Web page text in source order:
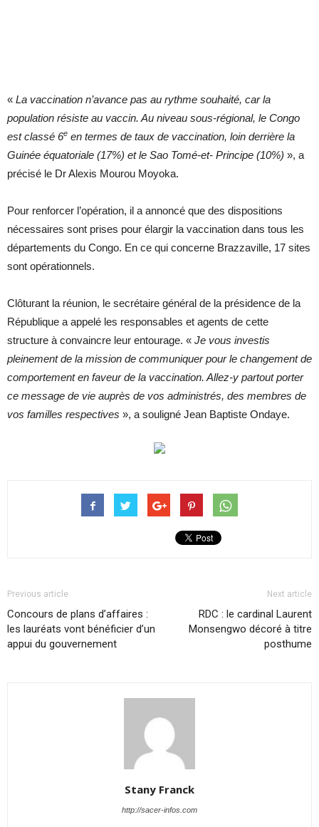
« La vaccination n’avance pas au rythme souhaité, car la
population résiste au vaccin. Au niveau sous-régional, le Congo
est classé 6e en termes de taux de vaccination, loin derrière la
Guinée équatoriale (17%) et le Sao Tomé-et- Principe (10%) », a
précisé le Dr Alexis Mourou Moyoka.
Pour renforcer l’opération, il a annoncé que des dispositions
nécessaires sont prises pour élargir la vaccination dans tous les
départements du Congo. En ce qui concerne Brazzaville, 17 sites
sont opérationnels.
Clôturant la réunion, le secrétaire général de la présidence de la
République a appelé les responsables et agents de cette
structure à convaincre leur entourage. « Je vous investis
pleinement de la mission de communiquer pour le changement de
comportement en faveur de la vaccination. Allez-y partout porter
ce message de vie auprès de vos administrés, des membres de
vos familles respectives », a souligné Jean Baptiste Ondaye.
Previous article
Concours de plans d’affaires :
les lauréats vont bénéficier d’un
appui du gouvernement
Next article
RDC : le cardinal Laurent
Monsengwo décoré à titre
posthume
Stany Franck
http://sacer-infos.com